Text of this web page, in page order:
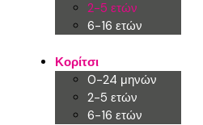
2-5 ετών
6-16 ετών
Κορίτσι
0-24 μηνών
2-5 ετών
6-16 ετών